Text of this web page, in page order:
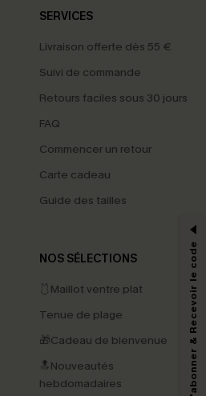
SERVICES
Livraison offerte dès 55 €
Suivi de commande
Retours faciles sous 30 jours
FAQ
Commencer un retour
Carte cadeau
Guide des tailles
NOS SÉLECTIONS
🩱Maillot ventre plat
Tenue de plage
🎁Cadeau de bienvenue
🔝Nouveautés
hebdomadaires
DE -15%
généré par l'IA) de Cupshe et
sur notre site ainsi que des
de mesurer votre engagement, de
nos offres, et de vous recommander des
S'abonner & Recevoir le code